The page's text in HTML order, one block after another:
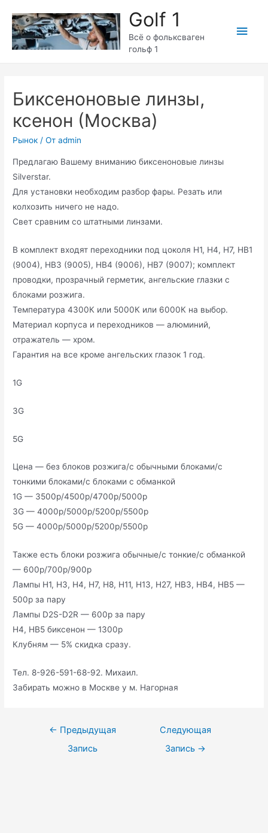
содержимому
Golf 1
Всё о фольксваген
гольф 1
Биксеноновые линзы,
ксенон (Москва)
Рынок / От admin
Предлагаю Вашему вниманию биксеноновые линзы
Silverstar.
Для установки необходим разбор фары. Резать или
колхозить ничего не надо.
Свет сравним со штатными линзами.
В комплект входят переходники под цоколя H1, H4, H7, HB1
(9004), HB3 (9005), HB4 (9006), HB7 (9007); комплект
проводки, прозрачный герметик, ангельские глазки с
блоками розжига.
Температура 4300К или 5000К или 6000К на выбор.
Материал корпуса и переходников — алюминий,
отражатель — хром.
Гарантия на все кроме ангельских глазок 1 год.
1G
3G
5G
Цена — без блоков розжига/с обычными блоками/с
тонкими блоками/с блоками с обманкой
1G — 3500р/4500р/4700р/5000р
3G — 4000р/5000р/5200р/5500р
5G — 4000р/5000р/5200р/5500р
Также есть блоки розжига обычные/с тонкие/с обманкой
— 600р/700р/900р
Лампы H1, H3, H4, H7, H8, H11, H13, H27, HB3, HB4, HB5 —
500р за пару
Лампы D2S-D2R — 600р за пару
H4, HB5 биксенон — 1300р
Клубням — 5% скидка сразу.
Тел. 8-926-591-68-92. Михаил.
Забирать можно в Москве у м. Нагорная
Навигация
← Предыдущая
Запись
Следующая
Запись →